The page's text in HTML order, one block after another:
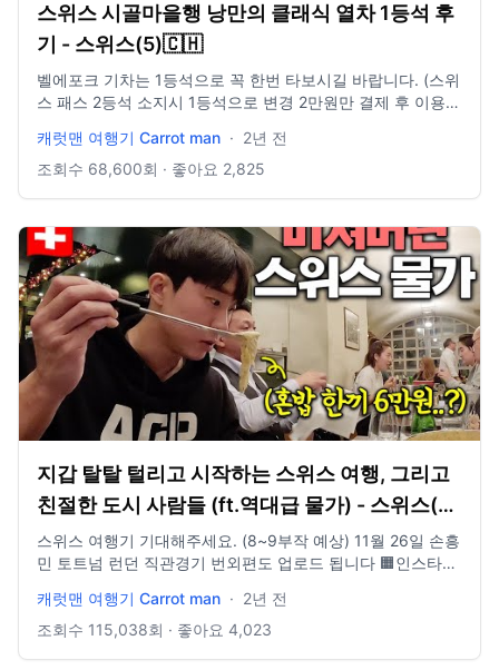
스위스 시골마을행 낭만의 클래식 열차 1등석 후
기 - 스위스(5)🇨🇭
벨에포크 기차는 1등석으로 꼭 한번 타보시길 바랍니다. (스위
스 패스 2등석 소지시 1등석으로 변경 2만원만 결제 후 이용가
히 여행 하겠습니다. 항상 함께 여행해주셔서 감사합니다.
**144개 언어 오프라인 동시 번역기 •우애스크• 의 지원을 받
igshid=OGQ5ZDc2ODk2ZA== 문의 e mail :
cmco1024@naver.com 촬영장비. 고프로 11 히어로 블랙 아
이폰 14 pro 인스타 360 X3 인스타 360 ONE RS (360도 드
론식 촬영) 편집 프로그램 : 어도비 프리미어프로 2023 BGM :
아트리스트 유료 음원 추출
캐럿맨 여행기 Carrot man · 2년 전
조회수 68,600회 · 좋아요 2,825
지갑 탈탈 털리고 시작하는 스위스 여행, 그리고
친절한 도시 사람들 (ft.역대급 물가) - 스위스(1)
🇨🇭
스위스 여행기 기대해주세요. (8~9부작 예상) 11월 26일 손흥
민 토트넘 런던 직관경기 번외편도 업로드 됩니다 🟧인스타그
igshid=OGQ5ZDc2ODk2ZA== 문의 e mail :
cmco1024@naver.com 촬영장비. 고프로 11 히어로 블랙 아
캐럿맨 여행기 Carrot man · 2년 전
조회수 115,038회 · 좋아요 4,023